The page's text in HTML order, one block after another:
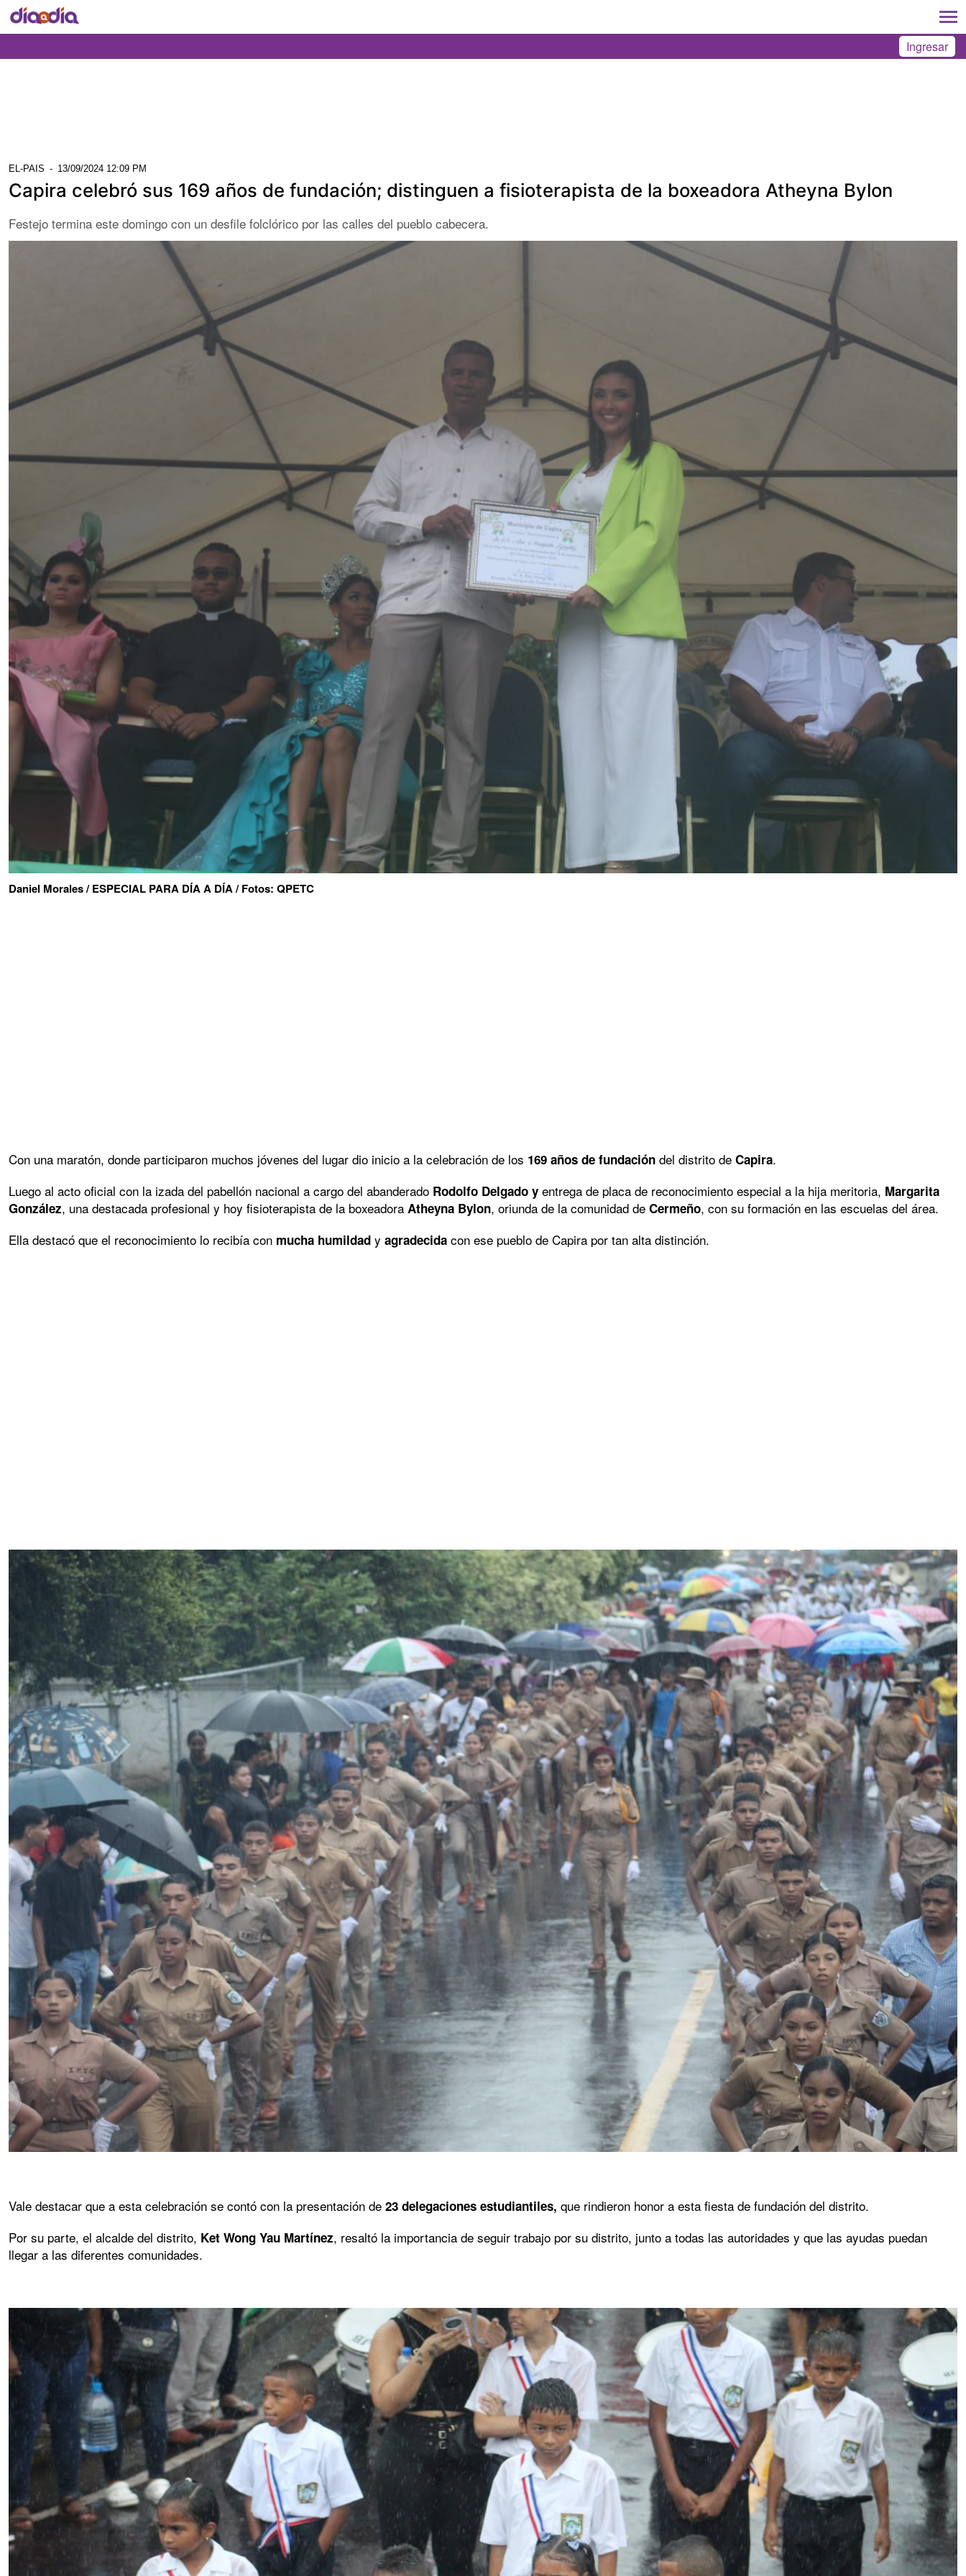
Ingresar
EL-PAIS - 13/09/2024 12:09 PM
Capira celebró sus 169 años de fundación; distinguen a fisioterapista de la boxeadora Atheyna Bylon
Festejo termina este domingo con un desfile folclórico por las calles del pueblo cabecera.
Daniel Morales / ESPECIAL PARA DÍA A DÍA / Fotos: QPETC
Con una maratón, donde participaron muchos jóvenes del lugar dio inicio a la celebración de los 169 años de fundación del distrito de Capira.
Luego al acto oficial con la izada del pabellón nacional a cargo del abanderado Rodolfo Delgado y entrega de placa de reconocimiento especial a la hija meritoria, Margarita
González, una destacada profesional y hoy fisioterapista de la boxeadora Atheyna Bylon, oriunda de la comunidad de Cermeño, con su formación en las escuelas del área.
Ella destacó que el reconocimiento lo recibía con mucha humildad y agradecida con ese pueblo de Capira por tan alta distinción.
Vale destacar que a esta celebración se contó con la presentación de 23 delegaciones estudiantiles, que rindieron honor a esta fiesta de fundación del distrito.
Por su parte, el alcalde del distrito, Ket Wong Yau Martínez, resaltó la importancia de seguir trabajo por su distrito, junto a todas las autoridades y que las ayudas puedan
llegar a las diferentes comunidades.